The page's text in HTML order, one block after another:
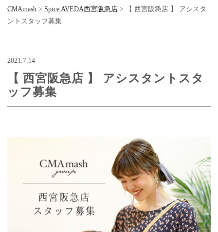
CMAmash > Spice AVEDA西宮阪急店 >
【 西宮阪急店 】 アシスタ
ントスタッフ募集
2021.7.14
【 西宮阪急店 】 アシスタントスタ
ッフ募集